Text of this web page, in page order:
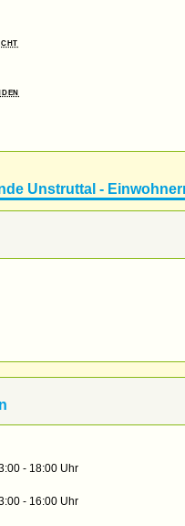
Unstruttal -
- 18:00 Uhr
- 16:00 Uhr